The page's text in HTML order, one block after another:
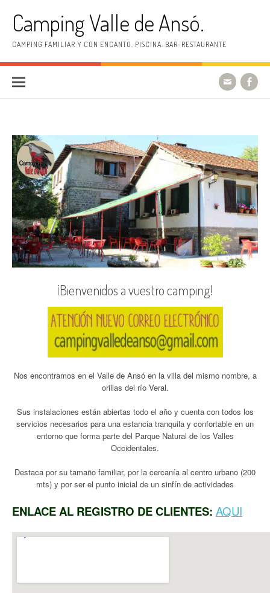
Camping Valle de Ansó.
CAMPING FAMILIAR Y CON ENCANTO. PISCINA. BAR-RESTAURANTE
¡Bienvenidos a vuestro camping!
Nos encontramos en el Valle de Ansó en la villa del mismo nombre, a
orillas del río Veral.
Sus instalaciones están abiertas todo el año y cuenta con todos los
servicios necesarios para una estancia tranquila y confortable en un
entorno que forma parte del Parque Natural de los Valles
Occidentales.
Destaca por su tamaño familiar, por la cercanía al centro urbano (200
mts) y por ser el punto inicial de un sinfín de actividades
ENLACE AL REGISTRO DE CLIENTES: AQUI